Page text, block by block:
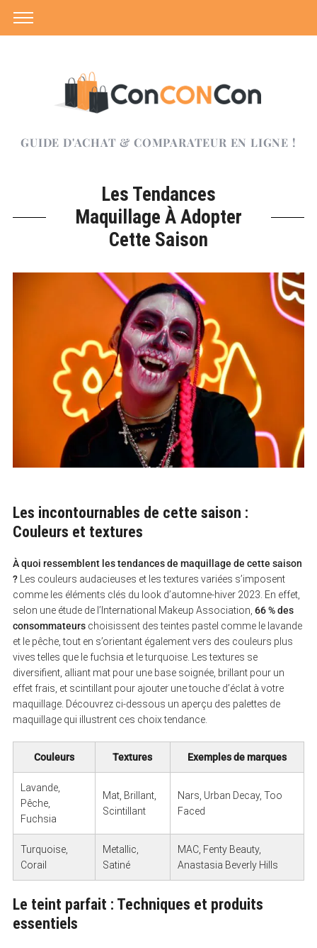
GUIDE D'ACHAT & COMPARATEUR EN LIGNE !
Les Tendances
Maquillage À Adopter
Cette Saison
Les incontournables de cette saison :
Couleurs et textures
À quoi ressemblent les tendances de maquillage de cette saison
?Les couleurs audacieuses et les textures variées s’imposent
comme les éléments clés du look d’automne-hiver 2023. En effet,
selon une étude de l’International Makeup Association, 66 % des
consommateurschoisissent des teintes pastel comme le lavande
et le pêche, tout en s’orientant également vers des couleurs plus
vives telles que le fuchsia et le turquoise. Les textures se
diversifient, alliant mat pour une base soignée, brillant pour un
effet frais, et scintillant pour ajouter une touche d’éclat à votre
maquillage. Découvrez ci-dessous un aperçu des palettes de
maquillage qui illustrent ces choix tendance.
Couleurs Textures Exemples de marques
Lavande,
Pêche,
Fuchsia
Mat, Brillant,
Scintillant
Nars, Urban Decay, Too
Faced
Turquoise,
Corail
Metallic,
Satiné
MAC, Fenty Beauty,
Anastasia Beverly Hills
Le teint parfait : Techniques et produits
essentiels